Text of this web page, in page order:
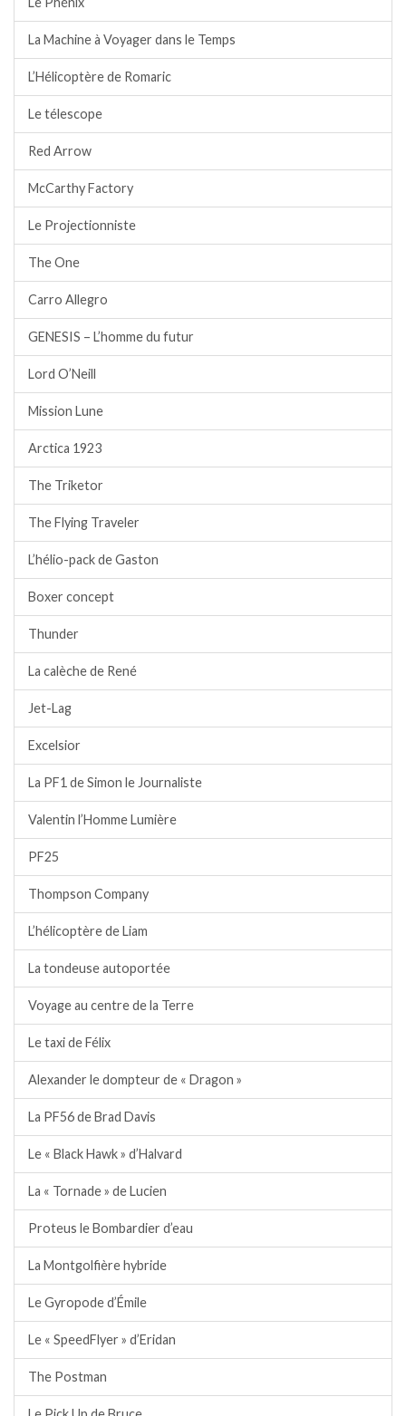
La Machine à Voyager dans le Temps
L’Hélicoptère de Romaric
Le télescope
Red Arrow
McCarthy Factory
Le Projectionniste
The One
Carro Allegro
GENESIS – L’homme du futur
Lord O’Neill
Mission Lune
Arctica 1923
The Triketor
The Flying Traveler
L’hélio-pack de Gaston
Boxer concept
Thunder
La calèche de René
Jet-Lag
Excelsior
La PF1 de Simon le Journaliste
Valentin l’Homme Lumière
PF25
Thompson Company
L’hélicoptère de Liam
La tondeuse autoportée
Voyage au centre de la Terre
Le taxi de Félix
Alexander le dompteur de « Dragon »
La PF56 de Brad Davis
Le « Black Hawk » d’Halvard
La « Tornade » de Lucien
Proteus le Bombardier d’eau
La Montgolfière hybride
Le Gyropode d’Émile
Le « SpeedFlyer » d’Eridan
The Postman